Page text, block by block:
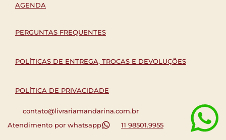
AGENDA
PERGUNTAS FREQUENTES
POLÍTICAS DE ENTREGA, TROCAS E DEVOLUÇÕES
POLÍTICA DE PRIVACIDADE
contato@livrariamandarina.com.br
Atendimento por whatsapp
11 98501.9955